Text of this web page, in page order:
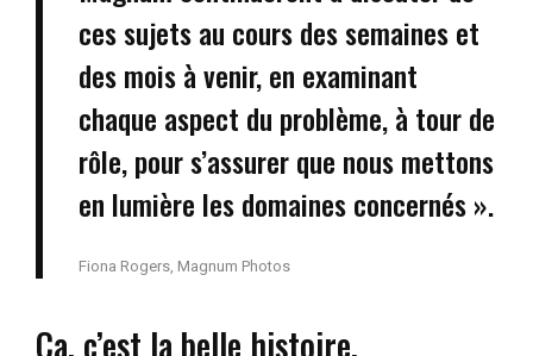
ces sujets au cours des semaines et
des mois à venir, en examinant
chaque aspect du problème, à tour de
rôle, pour s’assurer que nous mettons
en lumière les domaines concernés ».
Fiona Rogers, Magnum Photos
Ça, c’est la belle histoire.